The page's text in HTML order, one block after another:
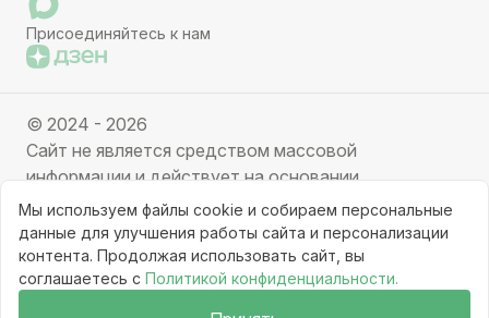
Присоединяйтесь к нам
© 2024 - 2026
Сайт не является средством массовой
информации и действует на основании
партнерских услуг. Отправляя заявку вы даете
свое согласие на обработку персональных данных.
Частичное или полное копирование информации с
ресурса, клонирование графических элементов
запрещено без письменного разрешения
Мы используем файлы cookie и собираем персональные
данные для улучшения работы сайта и персонализации
контента. Продолжая использовать сайт, вы
соглашаетесь с Политикой конфиденциальности.